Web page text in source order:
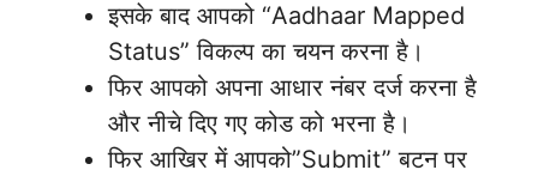
इसके बाद आपको “Aadhaar Mapped
Status” विकल्प का चयन करना है।
फिर आपको अपना आधार नंबर दर्ज करना है
और नीचे दिए गए कोड को भरना है।
फिर आखिर में आपको”Submit” बटन पर